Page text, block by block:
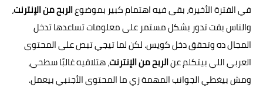
في الفترة الأخيرة، بقى فيه اهتمام كبير بموضوعالربح من الإنترنت،
والناس بقت تدور بشكل مستمر على معلومات تساعدها تدخل
المجال ده وتحقق دخل كويس. لكن لما تيجي تبص على المحتوى
العربي اللي بيتكلم عنالربح من الإنترنت، هتلاقيه غالبًا سطحي،
ومش بيغطي الجوانب المهمة زي ما المحتوى الأجنبي بيعمل.